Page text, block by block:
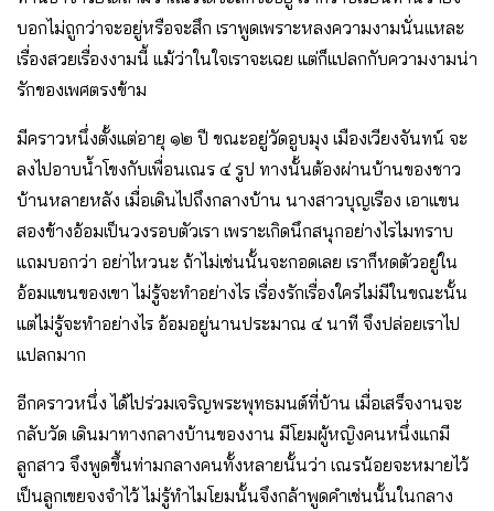
บอกไม่ถูกว่าจะอยู่หรือจะสึก เราพูดเพราะหลงความงามนั่นแหละ
เรื่องสวยเรื่องงามนี้ แม้ว่าในใจเราจะเฉย แต่ก็แปลกกับความงามน่า
รักของเพศตรงข้าม
มีคราวหนึ่งตั้งแต่อายุ ๑๒ ปี ขณะอยู่วัดอูบมุง เมืองเวียงจันทน์ จะ
ลงไปอาบน้ำโขงกับเพื่อนเณร ๔ รูป ทางนั้นต้องผ่านบ้านของชาว
บ้านหลายหลัง เมื่อเดินไปถึงกลางบ้าน นางสาวบุญเรือง เอาแขน
สองข้างอ้อมเป็นวงรอบตัวเรา เพราะเกิดนึกสนุกอย่างไรไมทราบ
แถมบอกว่า อย่าไหวนะ ถ้าไม่เช่นนั้นจะกอดเลย เราก็หดตัวอยู่ใน
อ้อมแขนของเขา ไม่รู้จะทำอย่างไร เรื่องรักเรื่องใคร่ไม่มีในขณะนั้น
แต่ไม่รู้จะทำอย่างไร อ้อมอยู่นานประมาณ ๔ นาที จึงปล่อยเราไป
แปลกมาก
อีกคราวหนึ่ง ได้ไปร่วมเจริญพระพุทธมนต์ที่บ้าน เมื่อเสร็จงานจะ
กลับวัด เดินมาทางกลางบ้านของงาน มีโยมผู้หญิงคนหนึ่งแกมี
ลูกสาว จึงพูดขึ้นท่ามกลางคนทั้งหลายนั้นว่า เณรน้อยจะหมายไว้
เป็นลูกเขยจงจำไว้ ไม่รู้ทำไมโยมนั้นจึงกล้าพูดคำเช่นนั้นในกลาง